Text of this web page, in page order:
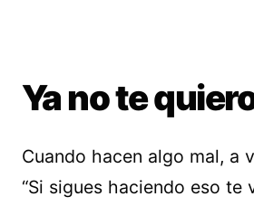
Ya no te
Cuando hacen algo mal, a
“Si sigues haciendo eso te